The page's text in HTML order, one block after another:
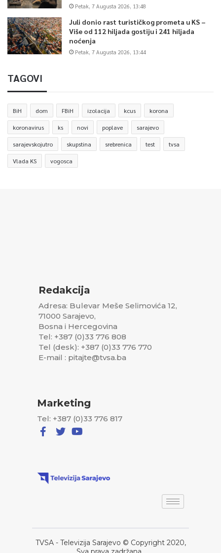
Petak, 7 Augusta 2026, 13:48
Juli donio rast turističkog prometa u KS –
Više od 112 hiljada gostiju i 241 hiljada
noćenja
Petak, 7 Augusta 2026, 13:44
TAGOVI
BiH dom FBiH izolacija kcus korona
koronavirus ks novi poplave sarajevo
sarajevskojutro skupstina srebrenica test tvsa
Vlada KS vogosca
Redakcija
Adresa: Bulevar Meše Selimovića 12,
71000 Sarajevo,
Bosna i Hercegovina
Tel: +387 (0)33 776 808
Tel (desk): +387 (0)33 776 770
E-mail : pitajte@tvsa.ba
Marketing
Tel: +387 (0)33 776 817
TVSA - Televizija Sarajevo © Copyright 2020,